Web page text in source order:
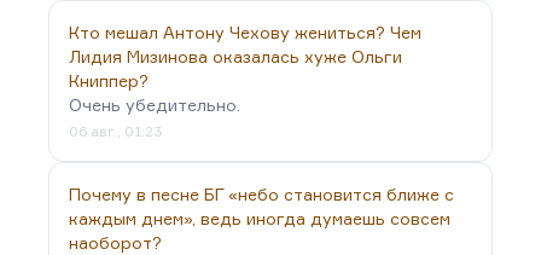
камень», хорошо помню «Гонки по вертикали».
Это приходилось читать в советское время,
детективов-то не было практически. По-моему,
это их…
Кто мешал Антону Чехову жениться? Чем
Лидия Мизинова оказалась хуже Ольги
Книппер?
Очень убедительно.
06 авг., 01:23
Почему в песне БГ «небо становится ближе с
каждым днем», ведь иногда думаешь совсем
наоборот?